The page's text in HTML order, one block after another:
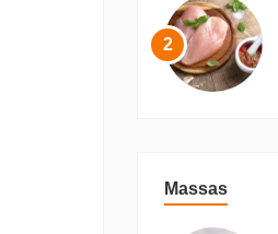
2
Massas